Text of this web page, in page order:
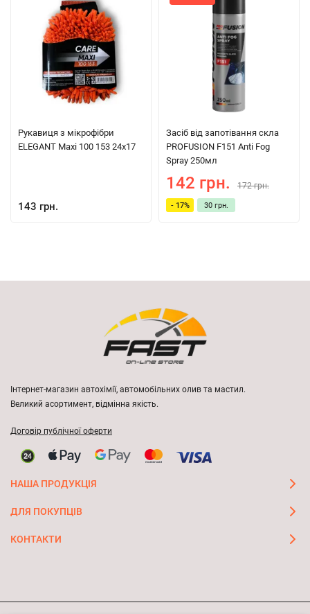
Рукавиця з мікрофібри
ELEGANT Maxi 100 153 24x17
143 грн.
Засіб від запотівання скла
PROFUSION F151 Anti Fog
Spray 250мл
142 грн. 172 грн.
- 17% 30 грн.
Інтернет-магазин автохімії, автомобільних олив та мастил.
Великий асортимент, відмінна якість.
Договір публічної оферти
НАША ПРОДУКЦІЯ
ДЛЯ ПОКУПЦІВ
КОНТАКТИ